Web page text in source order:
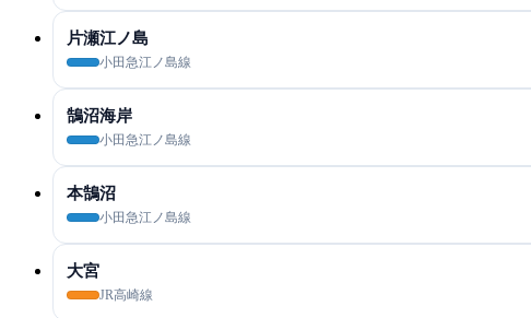
片瀬江ノ島
小田急江ノ島線
鵠沼海岸
小田急江ノ島線
本鵠沼
小田急江ノ島線
大宮
JR高崎線